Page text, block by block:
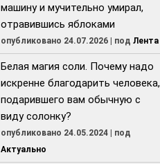
машину и мучительно умирал,
отравившись яблоками
опубликовано 24.07.2026 | под Лента
Белая магия соли. Почему надо
искренне благодарить человека,
подарившего вам обычную с
виду солонку?
опубликовано 24.05.2024 | под
Актуально